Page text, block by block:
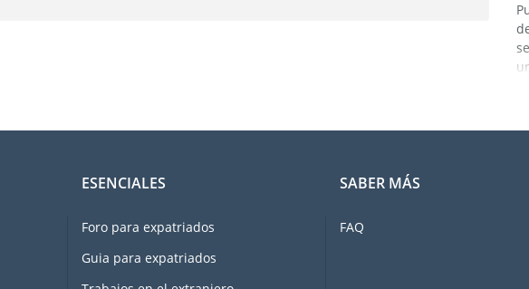
ESENCIALES
Foro para expatriados
Guia para expatriados
SABER MÁS
FAQ